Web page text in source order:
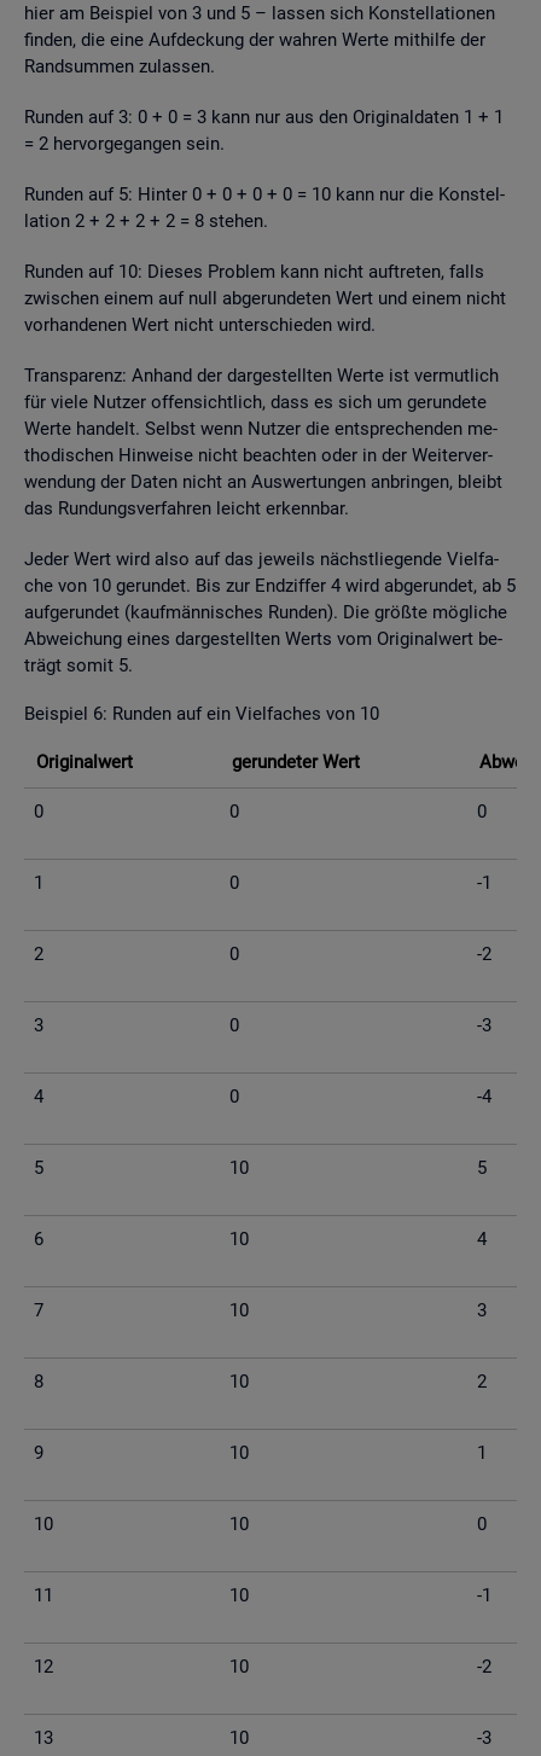
hier am Bei­spiel von 3 und 5 – las­sen sich Kon­stel­la­tio­nen
fin­den, die eine Auf­de­ckung der wah­ren Werte mit­hil­fe der
Rand­sum­men zu­las­sen.
Run­den auf 3: 0 + 0 = 3 kann nur aus den Ori­gi­nal­da­ten 1 + 1
= 2 her­vor­ge­gan­gen sein.
Run­den auf 5: Hin­ter 0 + 0 + 0 + 0 = 10 kann nur die Kon­stel­
la­ti­on 2 + 2 + 2 + 2 = 8 ste­hen.
Run­den auf 10: Die­ses Pro­blem kann nicht auf­tre­ten, falls
zwi­schen einem auf null ab­ge­run­de­ten Wert und einem nicht
vor­han­de­nen Wert nicht un­ter­schie­den wird.
Trans­pa­renz: An­hand der dar­ge­stell­ten Werte ist ver­mut­lich
für viele Nut­zer of­fen­sicht­lich, dass es sich um ge­run­de­te
Werte han­delt. Selbst wenn Nut­zer die ent­spre­chen­den me­
tho­di­schen Hin­wei­se nicht be­ach­ten oder in der Wei­ter­ver­
wen­dung der Daten nicht an Aus­wer­tun­gen an­brin­gen, bleibt
das Run­dungs­ver­fah­ren leicht er­kenn­bar.
Jeder Wert wird also auf das je­weils nächst­lie­gen­de Viel­fa­
che von 10 ge­run­det. Bis zur End­zif­fer 4 wird ab­ge­run­det, ab 5
auf­ge­run­det (kauf­män­ni­sches Run­den). Die grö­ß­te mög­li­che
Ab­wei­chung eines dar­ge­stell­ten Werts vom Ori­gi­nal­wert be­
trägt somit 5.
Bei­spiel 6: Run­den auf ein Viel­fa­ches von 10
Ori­gi­nal­wert ge­run­de­ter Wert
0 0 0
1 0 -1
2 0 -2
3 0 -3
4 0 -4
5 10 5
6 10 4
7 10 3
8 10 2
9 10 1
10 10 0
11 10 -1
12 10 -2
13 10 -3